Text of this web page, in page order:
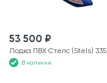
53 500 ₽
Лодка ПВХ Стелс (Stels) 335
В наличии